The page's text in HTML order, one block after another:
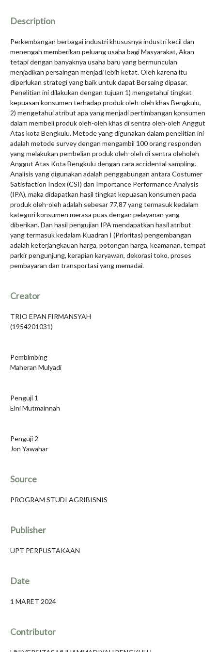
Description
Perkembangan berbagai industri khususnya industri kecil dan
menengah memberikan peluang usaha bagi Masyarakat, Akan
tetapi dengan banyaknya usaha baru yang bermunculan
menjadikan persaingan menjadi lebih ketat. Oleh karena itu
diperlukan strategi yang baik untuk dapat Bersaing dipasar.
Penelitian ini dilakukan dengan tujuan 1) mengetahui tingkat
kepuasan konsumen terhadap produk oleh-oleh khas Bengkulu,
2) mengetahui atribut apa yang menjadi pertimbangan konsumen
dalam membeli produk oleh-oleh khas di sentra oleh-oleh Anggut
Atas kota Bengkulu. Metode yang digunakan dalam penelitian ini
adalah metode survey dengan mengambil 100 orang responden
yang melakukan pembelian produk oleh-oleh di sentra oleholeh
Anggut Atas Kota Bengkulu dengan cara accidental sampling.
Analisis yang digunakan adalah penggabungan antara Costumer
Satisfaction Index (CSI) dan Importance Performance Analysis
(IPA), maka didapatkan hasil tingkat kepuasan konsumen pada
produk oleh-oleh adalah sebesar 77,87 yang termasuk kedalam
kategori konsumen merasa puas dengan pelayanan yang
diberikan. Dan hasil pengujian IPA mendapatkan hasil atribut
yang termasuk kedalam Kuadran I (Prioritas) pengembangan
adalah keterjangkauan harga, potongan harga, keamanan, tempat
parkir pengunjung, kerapian karyawan, dekorasi toko, proses
pembayaran dan transportasi yang memadai.
Creator
TRIO EPAN FIRMANSYAH
(1954201031)
Pembimbing
Maheran Mulyadi
Penguji 1
Elni Mutmainnah
Penguji 2
Jon Yawahar
Source
PROGRAM STUDI AGRIBISNIS
Publisher
UPT PERPUSTAKAAN
Date
1 MARET 2024
Contributor